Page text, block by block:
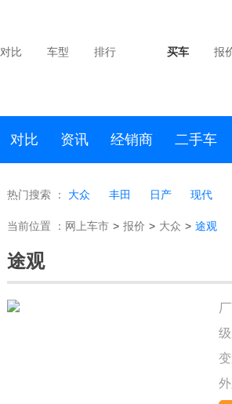
对比 车型 排行 买车 报
对比 资讯 经销商 二手车
热门搜索 ： 大众 丰田 日产 现代
当前位置 ： 网上车市 > 报价 > 大众 > 途观
途观
级